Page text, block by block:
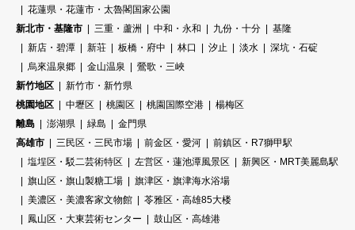
花蓮県・花蓮市・太魯閣国家公園
新北市・基隆市
三重・蘆洲 中和・永和 九份・十分
基隆
新店・碧潭
新荘 板橋・府中 林口 汐止 淡水
深坑・石碇
烏來温泉郷
金山温泉
鶯歌・三峽
新竹地区
新竹市・新竹県
桃園地区
中壢区 桃園区 桃園国際空港
楊梅区
離島
澎湖県 緑島
金門県
高雄市
三民区・三民市場 前金区・愛河
前鎮区・R7獅甲駅
塩埕区・駁二芸術特区
左営区・蓮池潭風景区
新興区・MRT美麗島駅
旗山区・旗山製糖工場
旗津区・旗津海水浴場
美濃区・美濃客家文物館
苓雅区・高雄85大楼
鳳山区・大東芸術センター
鼓山区・高雄港